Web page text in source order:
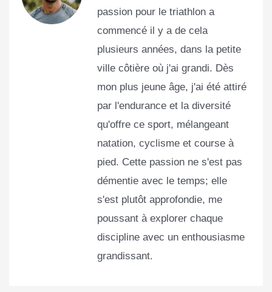
passion pour le triathlon a
commencé il y a de cela
plusieurs années, dans la petite
ville côtière où j'ai grandi. Dès
mon plus jeune âge, j'ai été attiré
par l'endurance et la diversité
qu'offre ce sport, mélangeant
natation, cyclisme et course à
pied. Cette passion ne s'est pas
démentie avec le temps; elle
s'est plutôt approfondie, me
poussant à explorer chaque
discipline avec un enthousiasme
grandissant.